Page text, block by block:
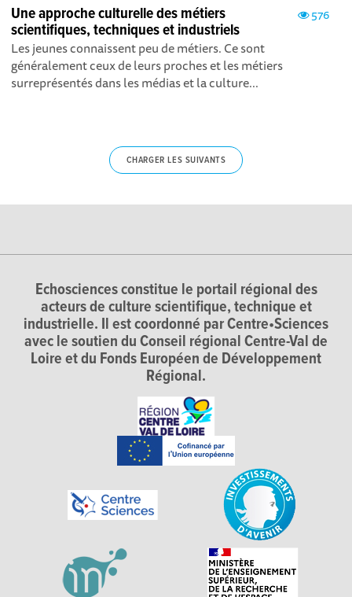
576
Une approche culturelle des métiers
scientifiques, techniques et industriels
Les jeunes connaissent peu de métiers. Ce sont
généralement ceux de leurs proches et les métiers
surreprésentés dans les médias et la culture...
CHARGER LES SUIVANTS
Echosciences constitue le portail régional des
acteurs de culture scientifique, technique et
industrielle. Il est coordonné par Centre•Sciences
avec le soutien du Conseil régional Centre-Val de
Loire et du Fonds Européen de Développement
Régional.